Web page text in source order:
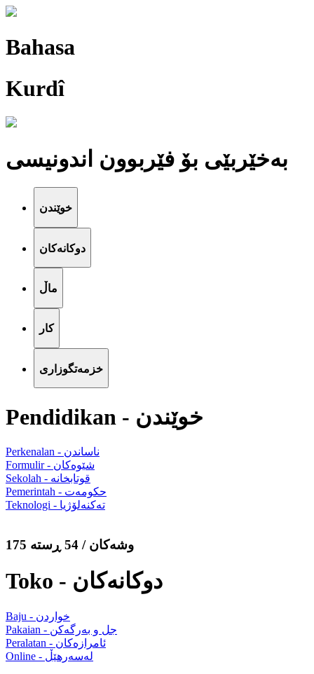
Bahasa
Kurdî
بەخێربێی بۆ فێربوون اندونیسی
خوێندن
دوکانەکان
ماڵ
کار
خزمەتگوزاری
Pendidikan - خوێندن
Perkenalan - ناساندن
Formulir - شێوەکان
Sekolah - قوتابخانە
Pemerintah - حکومەت
Teknologi - تەکنەلۆژیا
175 وشەکان / 54 ڕستە
Toko - دوکانەکان
Baju - خواردن
Pakaian - جل و بەرگەکن
Peralatan - ئامرازەکان
Online - لەسەرهێڵ